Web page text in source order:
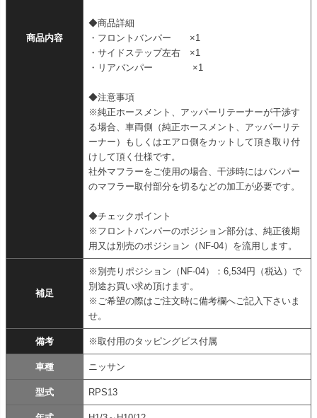
商品内容
◆商品詳細
・フロントバンパー ×1
・サイドステップ左右 ×1
・リアバンパー ×1
◆注意事項
※純正ホースメント、アッパーリテーナーが干渉す
る場合、車両側（純正ホースメント、アッパーリテ
ーナー）もしくはエアロ側をカットして頂き取り付
けして頂く仕様です。
社外マフラーをご使用の場合、干渉時にはバンパー
のマフラー取付部分を切るなどの加工が必要です。
◆チェックポイント
※フロントバンパーのポジション部分は、純正後期
用又は別売のポジション（NF-04）を流用します。
補足
※別売りポジション（NF-04）：6,534円（税込）で
別途お買い求め頂けます。
※ご希望の際はご注文時に備考欄へご記入下さいま
せ。
備考 ※取付用のタッピングビス付属
車種 ニッサン
型式 RPS13